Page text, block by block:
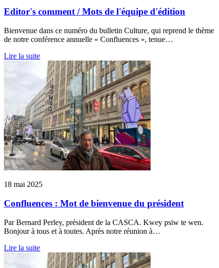
Editor's comment / Mots de l'équipe d'édition
Bienvenue dans ce numéro du bulletin Culture, qui reprend le thème
de notre conférence annuelle « Confluences », tenue…
Lire la suite
18 mai 2025
Confluences : Mot de bienvenue du président
Par Bernard Perley, président de la CASCA. Kwey psiw te wen.
Bonjour à tous et à toutes. Après notre réunion à…
Lire la suite